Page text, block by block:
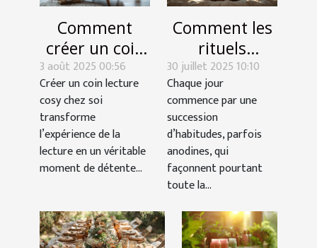
Comment
créer un coin
lecture cosy
chez soi ?
3 août 2025 00:56
Créer un coin lecture
cosy chez soi
transforme
l’expérience de la
lecture en un véritable
moment de détente...
Comment les
rituels
matinaux
influencent-ils
votre succès
quotidien ?
30 juillet 2025 10:10
Chaque jour
commence par une
succession
d’habitudes, parfois
anodines, qui
façonnent pourtant
toute la...